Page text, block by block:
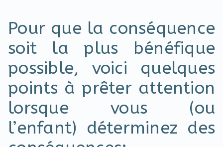
Pour que la conséquence
soit la plus bénéfique
possible, voici quelques
points à prêter attention
lorsque vous (ou
l’enfant) déterminez des